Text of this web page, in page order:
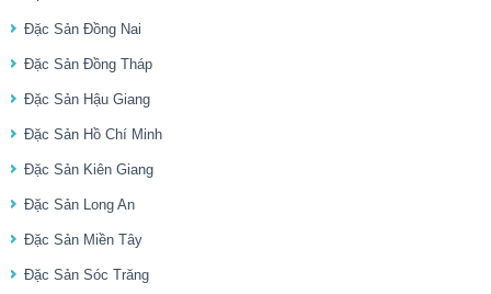
Đặc Sản Đồng Nai
Đặc Sản Đồng Tháp
Đặc Sản Hậu Giang
Đặc Sản Hồ Chí Minh
Đặc Sản Kiên Giang
Đặc Sản Long An
Đặc Sản Miền Tây
Đặc Sản Sóc Trăng